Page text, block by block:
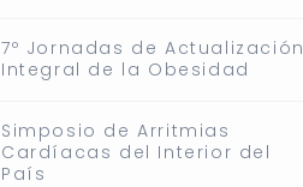
7º Jornadas de Actualización
Integral de la Obesidad
Simposio de Arritmias
Cardíacas del Interior del
País